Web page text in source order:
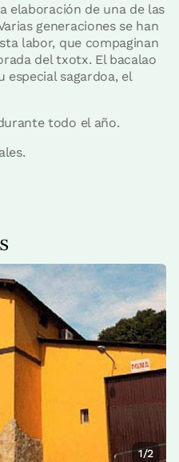
elaboración de una de las
generaciones se han
labor, que compaginan
del txotx. El bacalao
especial sagardoa, el
todo el año.
1/2